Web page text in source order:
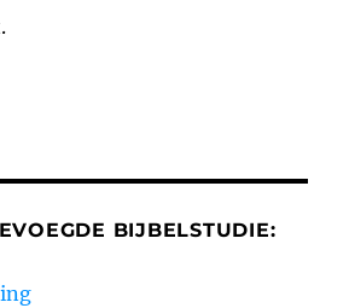
BIJBELSTUDIE: